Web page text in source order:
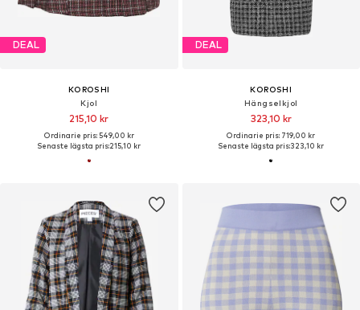
DEAL
KOROSHI
Kjol
215,10 kr
Ordinarie pris: 549,00 kr
Senaste lägsta pris:215,10 kr
DEAL
KOROSHI
Hängselkjol
323,10 kr
Ordinarie pris: 719,00 kr
Senaste lägsta pris:323,10 kr